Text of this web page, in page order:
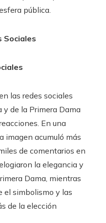
pública.
Sociales
las redes sociales
y de la Primera Dama
En una
imagen acumuló más
de comentarios en
la elegancia y
Dama, mientras
el simbolismo y las
de la elección